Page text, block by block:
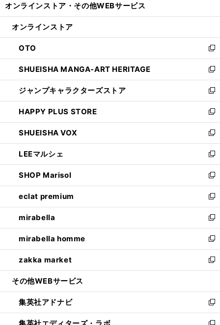
開
ン
ウ
で
開
く
ウ
ン
ド
ウ
で
開
く
オンラインストア・ その他WEBサービス
オンラインストア
OTO
新
し
い
ウ
ィ
ン
ド
ウ
で
開
く
SHUEISHA MANGA-ART HERITAGE
新
し
い
ウ
ィ
ン
ド
ウ
で
開
く
ジャンプキャラクターズストア
新
し
い
ウ
ィ
ン
ド
ウ
で
開
く
HAPPY PLUS STORE
新
し
い
ウ
ィ
ン
ド
ウ
で
開
く
SHUEISHA VOX
新
し
い
ウ
ィ
ン
ド
ウ
で
開
く
LEEマルシェ
新
し
い
ウ
ィ
ン
ド
ウ
で
開
く
SHOP Marisol
新
し
い
ウ
ィ
ン
ド
ウ
で
開
eclat premium
新
し
い
ウ
ィ
ン
ド
ウ
開
く
mirabella
新
し
い
ウ
ィ
ン
ウ
で
開
く
mirabella homme
新
し
い
ウ
ン
ド
ウ
zakka market
新
し
ウ
ィ
ン
その他WEBサービス
集英社アドナビ
新
し